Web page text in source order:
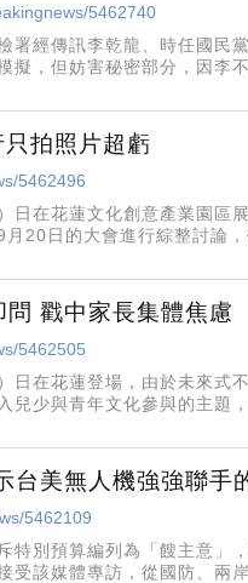
5462740
署經傳訊李乾龍、時任國民
，但妨害秘密部分，因李不
拍照片超虧
5462496
日在花蓮文化創意產業園區
20日的大會進行綜整討論，
戳中家長集體焦慮
5462505
在花蓮登場，由於未來式
少與青年文化參與的主題，
台美無人機強強聯手
5462109
特別預算編列為「餿主意」
該媒體專訪，從國防、兩岸